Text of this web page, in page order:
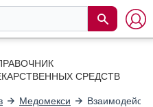
СРЕДСТВ
Медомекси